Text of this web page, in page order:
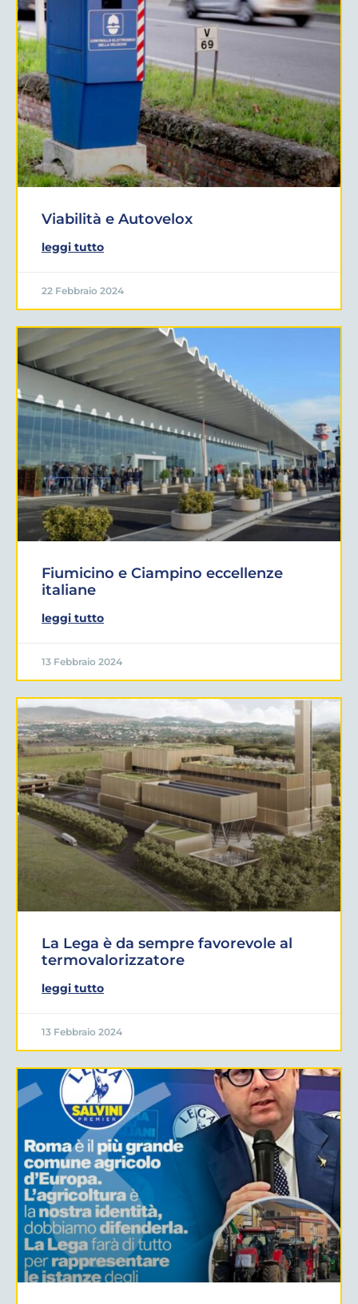
Viabilità e Autovelox
leggi tutto
22 Febbraio 2024
Fiumicino e Ciampino eccellenze
italiane
leggi tutto
13 Febbraio 2024
La Lega è da sempre favorevole al
termovalorizzatore
leggi tutto
13 Febbraio 2024